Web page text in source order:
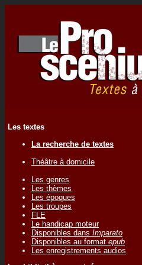
Les textes
La recherche de textes
Théâtre à domicile
Les genres
Les thèmes
Les époques
Les troupes
FLE
Le handicap moteur
Disponibles dans Imparato
Disponibles au format epub
Les enregistrements audios